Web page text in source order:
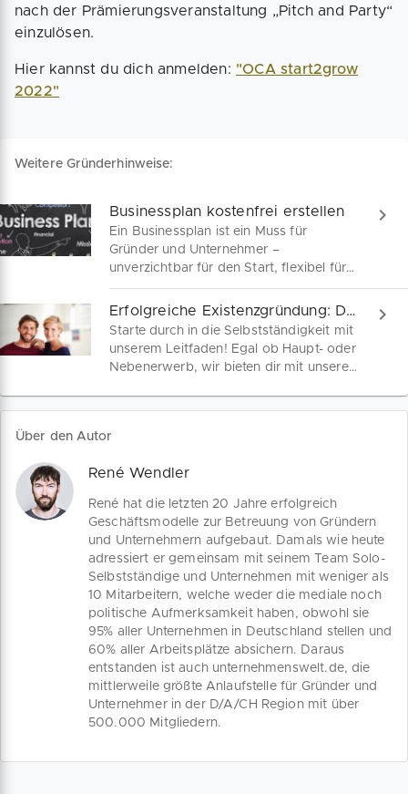
nach der Prämierungsveranstaltung „Pitch and Party“
einzulösen.
Hier kannst du dich anmelden: "OCA start2grow
2022"
Weitere Gründerhinweise:
Businessplan kostenfrei erstellen
Ein Businessplan ist ein Muss für
Gründer und Unternehmer –
unverzichtbar für den Start, flexibel für
Anpassungen und entscheidend für
Finanzhilfen. Wir sind dein Begleiter auf
dem Weg zum perfekten Geschäftsplan.
Erfolgreiche Existenzgründung: Dein Guide
Starte durch in die Selbstständigkeit mit
unserem Leitfaden! Egal ob Haupt- oder
Nebenerwerb, wir bieten dir mit unserer
Über den Autor
René Wendler
René hat die letzten 20 Jahre erfolgreich
Geschäftsmodelle zur Betreuung von Gründern
und Unternehmern aufgebaut. Damals wie heute
adressiert er gemeinsam mit seinem Team Solo-
Selbstständige und Unternehmen mit weniger als
10 Mitarbeitern, welche weder die mediale noch
politische Aufmerksamkeit haben, obwohl sie
95% aller Unternehmen in Deutschland stellen und
60% aller Arbeitsplätze absichern. Daraus
entstanden ist auch unternehmenswelt.de, die
mittlerweile größte Anlaufstelle für Gründer und
Unternehmer in der D/A/CH Region mit über
500.000 Mitgliedern.